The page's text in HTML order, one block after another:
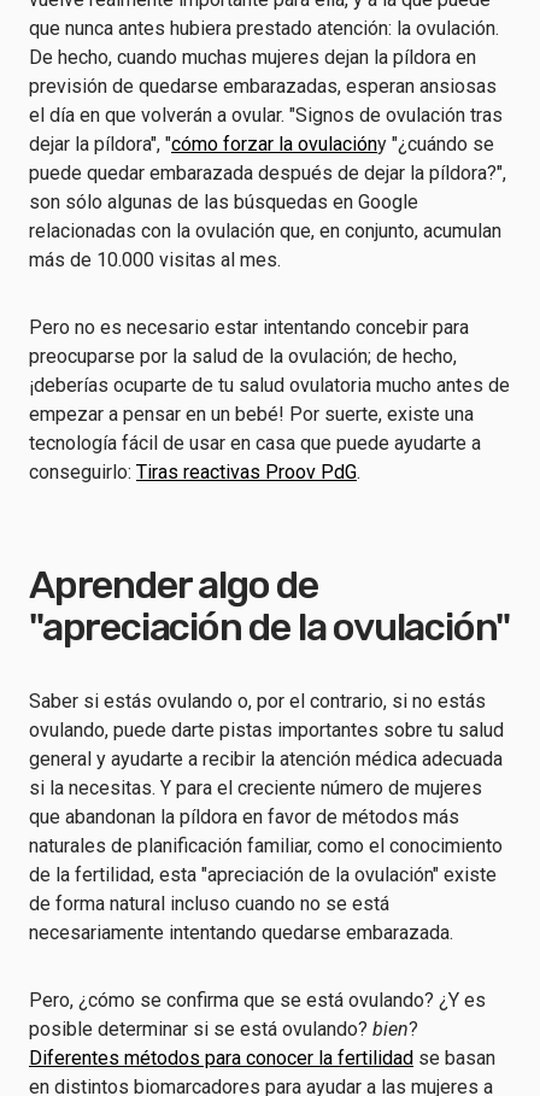
que nunca antes hubiera prestado atención: la ovulación.
De hecho, cuando muchas mujeres dejan la píldora en
previsión de quedarse embarazadas, esperan ansiosas
el día en que volverán a ovular. "Signos de ovulación tras
dejar la píldora", "cómo forzar la ovulacióny "¿cuándo se
puede quedar embarazada después de dejar la píldora?",
son sólo algunas de las búsquedas en Google
relacionadas con la ovulación que, en conjunto, acumulan
más de 10.000 visitas al mes.
Pero no es necesario estar intentando concebir para
preocuparse por la salud de la ovulación; de hecho,
¡deberías ocuparte de tu salud ovulatoria mucho antes de
empezar a pensar en un bebé! Por suerte, existe una
tecnología fácil de usar en casa que puede ayudarte a
conseguirlo: Tiras reactivas Proov PdG.
Aprender algo de
"apreciación de la ovulación"
Saber si estás ovulando o, por el contrario, si no estás
ovulando, puede darte pistas importantes sobre tu salud
general y ayudarte a recibir la atención médica adecuada
si la necesitas. Y para el creciente número de mujeres
que abandonan la píldora en favor de métodos más
naturales de planificación familiar, como el conocimiento
de la fertilidad, esta "apreciación de la ovulación" existe
de forma natural incluso cuando no se está
necesariamente intentando quedarse embarazada.
Pero, ¿cómo se confirma que se está ovulando? ¿Y es
posible determinar si se está ovulando? bien?
Diferentes métodos para conocer la fertilidad se basan
en distintos biomarcadores para ayudar a las mujeres a